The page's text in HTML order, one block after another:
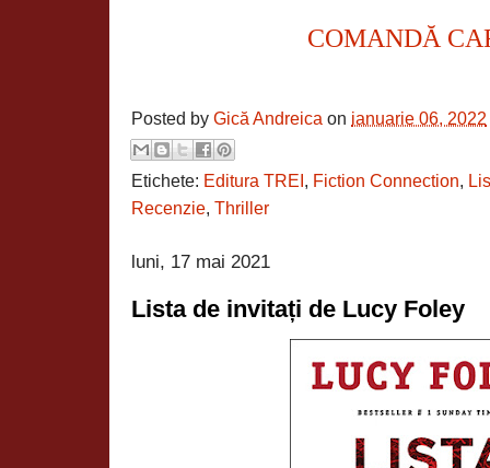
COMANDĂ
Posted by Gică Andreica on ianuarie 06, 2022
Etichete: Editura TREI , Fiction Connection,
Recenzie, Thriller
luni, 17 mai 2021
Lista de invitați de Lucy Foley